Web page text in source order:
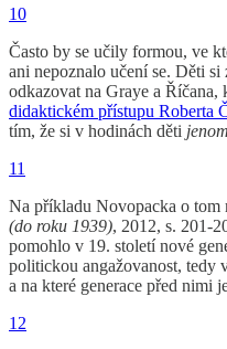
10
Často by se učily formou, ve
ani nepoznalo učení se. Děti
odkazovat na Graye a
didaktickém přístupu Roberta
tím, že si v hodinách děti jenom
11
Na příkladu Novopacka o
(do roku 1939), 2012, s. 201-
pomohlo v 19. století nové
politickou angažovanost, tedy
a na které generace před nimi
12